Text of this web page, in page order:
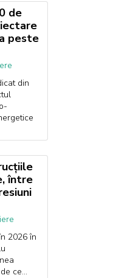
de
peste
din
între
2026 în
ce...